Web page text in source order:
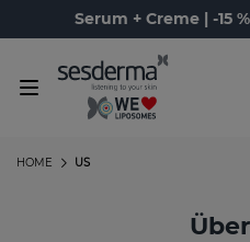
Serum + Creme | -15
US
HOME